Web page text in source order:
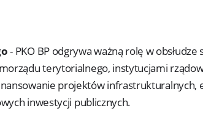
- PKO BP odgrywa ważną rolę w
terytorialnego, instytucjami
projektów infrastrukturalnych,
inwestycji publicznych.